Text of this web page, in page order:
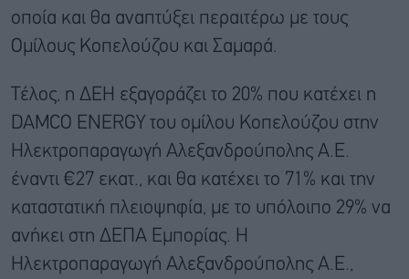
οποία και θα αναπτύξει περαιτέρω με τους
Ομίλους Κοπελούζου και Σαμαρά.
Τέλος, η ΔΕΗ εξαγοράζει το 20% που κατέχει η
DAMCO ENERGY του ομίλου Κοπελούζου στην
Ηλεκτροπαραγωγή Αλεξανδρούπολης Α.Ε.
έναντι €27 εκατ., και θα κατέχει το 71% και την
καταστατική πλειοψηφία, με το υπόλοιπο 29% να
ανήκει στη ΔΕΠΑ Εμπορίας. H
Ηλεκτροπαραγωγή Αλεξανδρούπολης Α.Ε.,